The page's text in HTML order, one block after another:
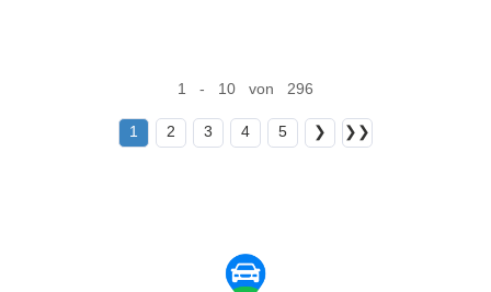
1 - 10 von 296
1 2 3 4 5 ❯ ❯❯